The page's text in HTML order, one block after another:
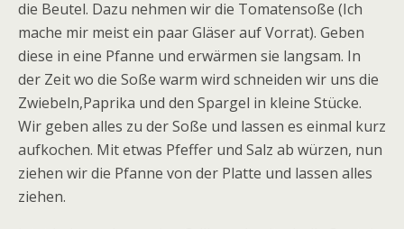
die Beutel. Dazu nehmen wir die Tomatensoße (Ich
mache mir meist ein paar Gläser auf Vorrat). Geben
diese in eine Pfanne und erwärmen sie langsam. In
der Zeit wo die Soße warm wird schneiden wir uns die
Zwiebeln,Paprika und den Spargel in kleine Stücke.
Wir geben alles zu der Soße und lassen es einmal kurz
aufkochen. Mit etwas Pfeffer und Salz ab würzen, nun
ziehen wir die Pfanne von der Platte und lassen alles
ziehen.